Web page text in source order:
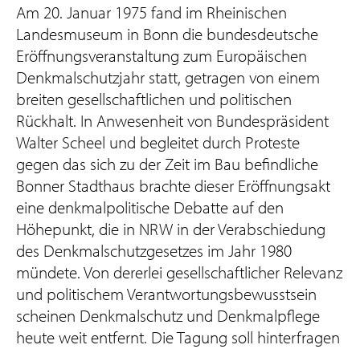
Am 20. Januar 1975 fand im Rheinischen
Landesmuseum in Bonn die bundesdeutsche
Eröffnungsveranstaltung zum Europäischen
Denkmalschutzjahr statt, getragen von einem
breiten gesellschaftlichen und politischen
Rückhalt. In Anwesenheit von Bundespräsident
Walter Scheel und begleitet durch Proteste
gegen das sich zu der Zeit im Bau befindliche
Bonner Stadthaus brachte dieser Eröffnungsakt
eine denkmalpolitische Debatte auf den
Höhepunkt, die in NRW in der Verabschiedung
des Denkmalschutzgesetzes im Jahr 1980
mündete. Von dererlei gesellschaftlicher Relevanz
und politischem Verantwortungsbewusstsein
scheinen Denkmalschutz und Denkmalpflege
heute weit entfernt. Die Tagung soll hinterfragen